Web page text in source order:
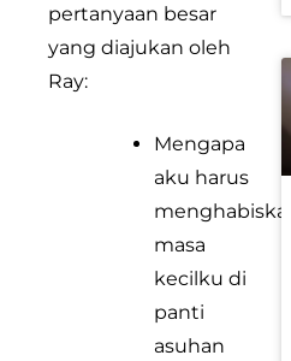
pertanyaan besar
yang diajukan oleh
Ray:
Mengapa
aku harus
menghabiskan
masa
kecilku di
panti
asuhan